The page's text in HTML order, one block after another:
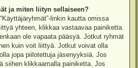
ja miten liityn sellaiseen?
linkin kautta omissa
yhteen, klikkaa vastaavaa painiketta.
ole vapaata pääsyä. Jotkut ryhmät
kuin voit liittyä. Jotkut voivat olla
jopa piilotettuja jäsenyyksiä. Jos
siihen klikkaamalla painiketta. Jos